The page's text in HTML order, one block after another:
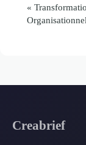
«
Creabrief